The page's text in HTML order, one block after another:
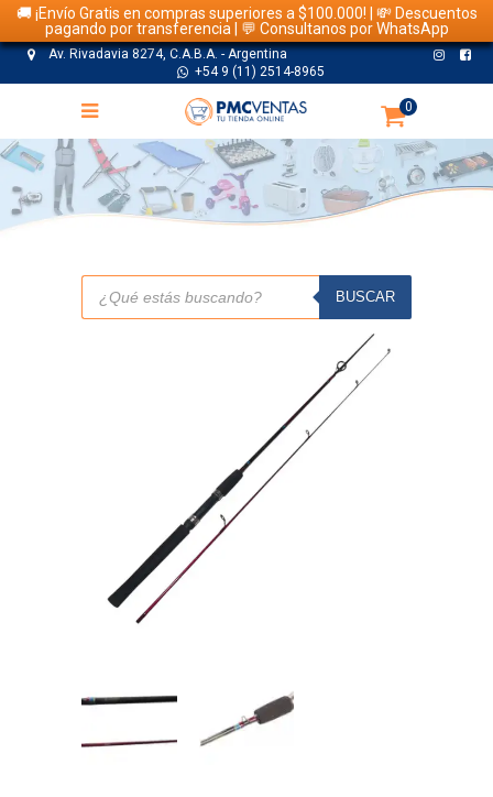
🚚 ¡Envío Gratis en compras superiores a $100.000! | 💸 Descuentos
pagando por transferencia | 💬 Consultanos por WhatsApp
Av. Rivadavia 8274, C.A.B.A. - Argentina
+54 9 (11) 2514-8965
0
TIENDA
Búsqueda
productos
BUSCAR